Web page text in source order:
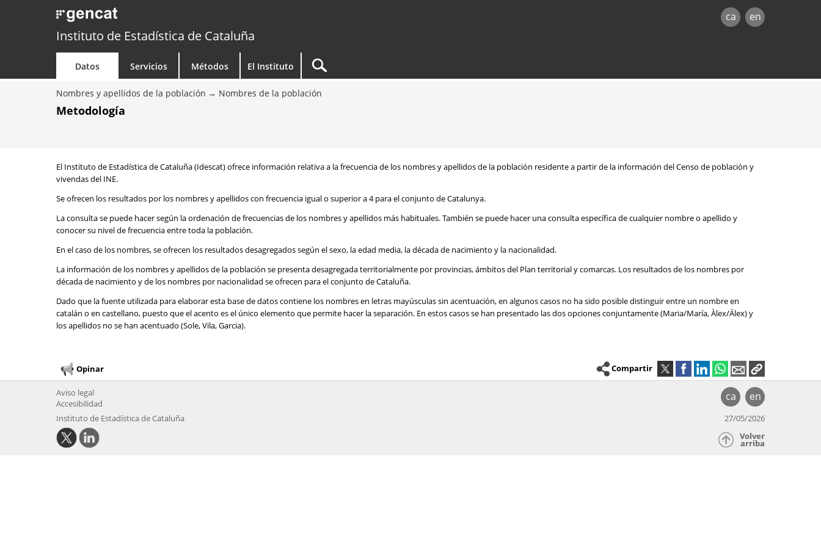
ca en
Instituto de Estadística de Cataluña
Datos Servicios Métodos El Instituto
Nombres y apellidos de la población Nombres de la población
Metodología
El Instituto de Estadística de Cataluña (Idescat) ofrece información relativa a la frecuencia de los nombres y apellidos de la población residente a partir de la información del Censo de población y
vivendas del INE.
Se ofrecen los resultados por los nombres y apellidos con frecuencia igual o superior a 4 para el conjunto de Catalunya.
La consulta se puede hacer según la ordenación de frecuencias de los nombres y apellidos más habituales. También se puede hacer una consulta específica de cualquier nombre o apellido y
conocer su nivel de frecuencia entre toda la población.
En el caso de los nombres, se ofrecen los resultados desagregados según el sexo, la edad media, la década de nacimiento y la nacionalidad.
La información de los nombres y apellidos de la población se presenta desagregada territorialmente por provincias, ámbitos del Plan territorial y comarcas. Los resultados de los nombres por
década de nacimiento y de los nombres por nacionalidad se ofrecen para el conjunto de Cataluña.
Dado que la fuente utilizada para elaborar esta base de datos contiene los nombres en letras mayúsculas sin acentuación, en algunos casos no ha sido posible distinguir entre un nombre en
catalán o en castellano, puesto que el acento es el único elemento que permite hacer la separación. En estos casos se han presentado las dos opciones conjuntamente (Maria/María, Àlex/Álex) y
los apellidos no se han acentuado (Sole, Vila, Garcia).
Opinar Compartir
ca en
Aviso legal
Accesibilidad
Instituto de Estadística de Cataluña
27/05/2026
Volver
arriba